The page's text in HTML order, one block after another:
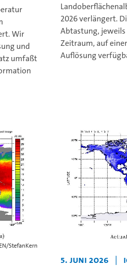
Wir
und
umfaßt
2026 verlängert.
Abtastung, jeweils
Zeitraum, auf
Auflösung
StefanKern
5. Juni 2026 |